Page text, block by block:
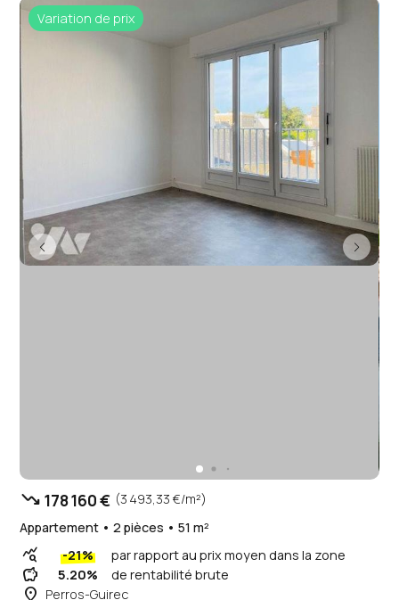
Variation de prix
trending_down 178 160 € (3 493,33 €/m²)
Appartement • 2 pièces • 51 m²
query_stats -21% par rapport au prix moyen dans la zone
savings 5.20% de rentabilité brute
place Perros-Guirec